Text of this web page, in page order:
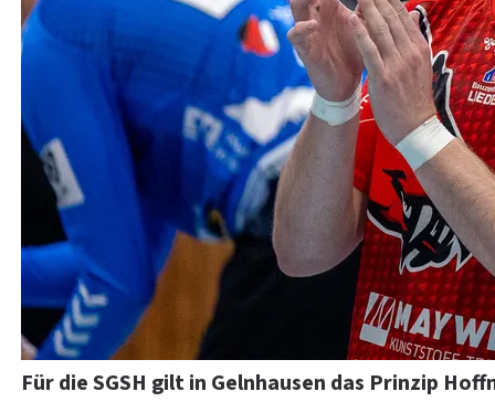
Für die SGSH gilt in Gelnhausen das Prinzip